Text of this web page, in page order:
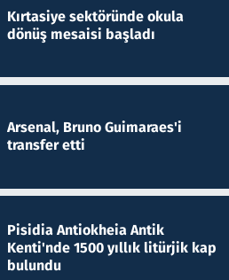
Kırtasiye sektöründe okula
dönüş mesaisi başladı
Arsenal, Bruno Guimaraes'i
transfer etti
Pisidia Antiokheia Antik
Kenti'nde 1500 yıllık litürjik kap
bulundu